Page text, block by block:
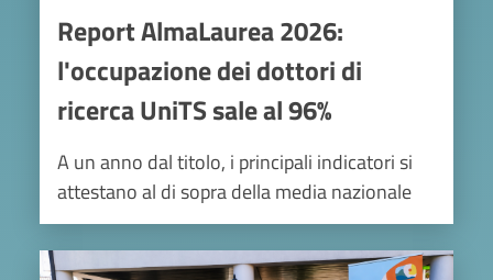
Report AlmaLaurea 2026:
l'occupazione dei dottori di
ricerca UniTS sale al 96%
A un anno dal titolo, i principali indicatori si
attestano al di sopra della media nazionale
Image